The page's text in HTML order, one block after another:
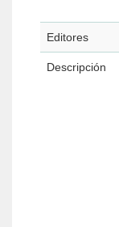
Editores
Descripción